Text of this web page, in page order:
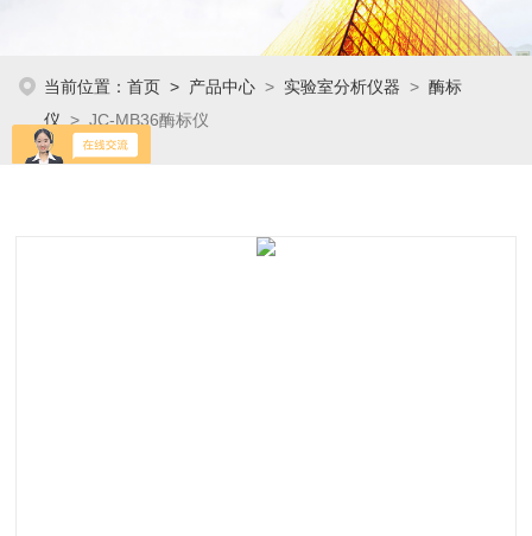
当前位置：首页 > 产品中心 > 实验室分析仪器 >酶标
仪 > JC-MB36酶标仪